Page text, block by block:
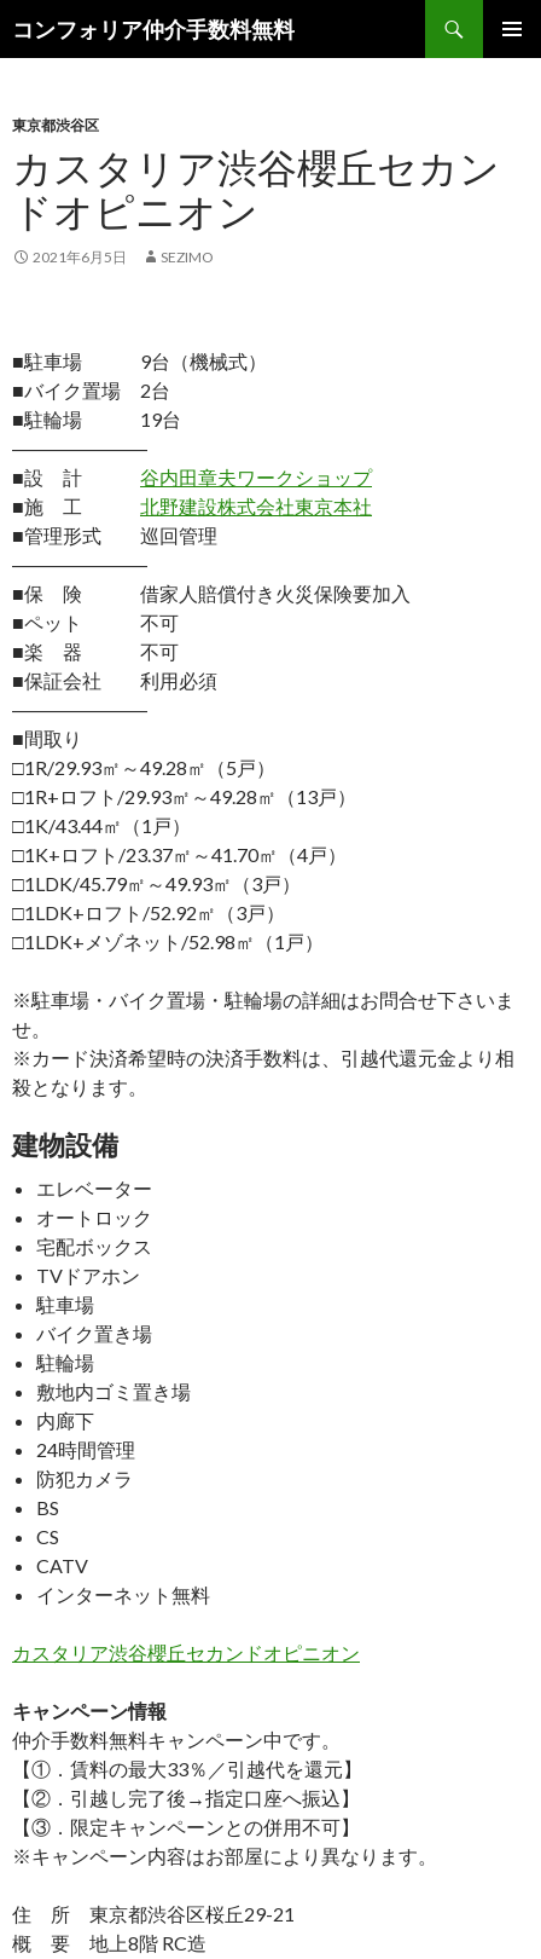
コンフォリア仲介手数料無料
索
ン
へ
ス
キ
ッ
東京都渋谷区
カスタリア渋谷櫻丘セカン
ドオピニオン
2021年6月5日 SEZIMO
■駐車場 9台（機械式）
■バイク置場 2台
■駐輪場 19台
―――――――
■設 計 谷内田章夫ワークショップ
■施 工 北野建設株式会社東京本社
■管理形式 巡回管理
―――――――
■保 険 借家人賠償付き火災保険要加入
■ペット 不可
■楽 器 不可
■保証会社 利用必須
―――――――
■間取り
□1R/29.93㎡～49.28㎡（5戸）
□1R+ロフト/29.93㎡～49.28㎡（13戸）
□1K/43.44㎡（1戸）
□1K+ロフト/23.37㎡～41.70㎡（4戸）
□1LDK/45.79㎡～49.93㎡（3戸）
□1LDK+ロフト/52.92㎡（3戸）
□1LDK+メゾネット/52.98㎡（1戸）
※駐車場・バイク置場・駐輪場の詳細はお問合せ下さいま
せ。
※カード決済希望時の決済手数料は、引越代還元金より相
殺となります。
建物設備
エレベーター
オートロック
宅配ボックス
TVドアホン
駐車場
バイク置き場
駐輪場
敷地内ゴミ置き場
内廊下
24時間管理
防犯カメラ
BS
CS
CATV
インターネット無料
カスタリア渋谷櫻丘セカンドオピニオン
キャンペーン情報
仲介手数料無料キャンペーン中です。
【①．賃料の最大33％／引越代を還元】
【②．引越し完了後→指定口座へ振込】
【③．限定キャンペーンとの併用不可】
※キャンペーン内容はお部屋により異なります。
住 所 東京都渋谷区桜丘29-21
概 要 地上8階 RC造